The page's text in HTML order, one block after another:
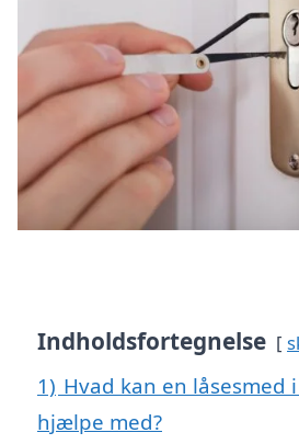
Indholdsfortegnelse
1) Hvad kan en låsesmed
hjælpe med?